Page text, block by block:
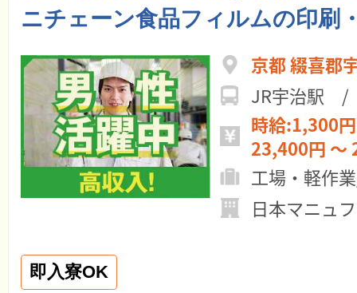
ニチェーン食品フィルムの印刷
京都 綴喜郡
JR宇治駅 /
時給:1,300
23,400円 ～
工場・軽作
日本マニュ
即入寮OK